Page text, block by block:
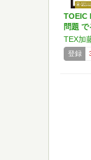
TOEIC
問題
TEX加
登録